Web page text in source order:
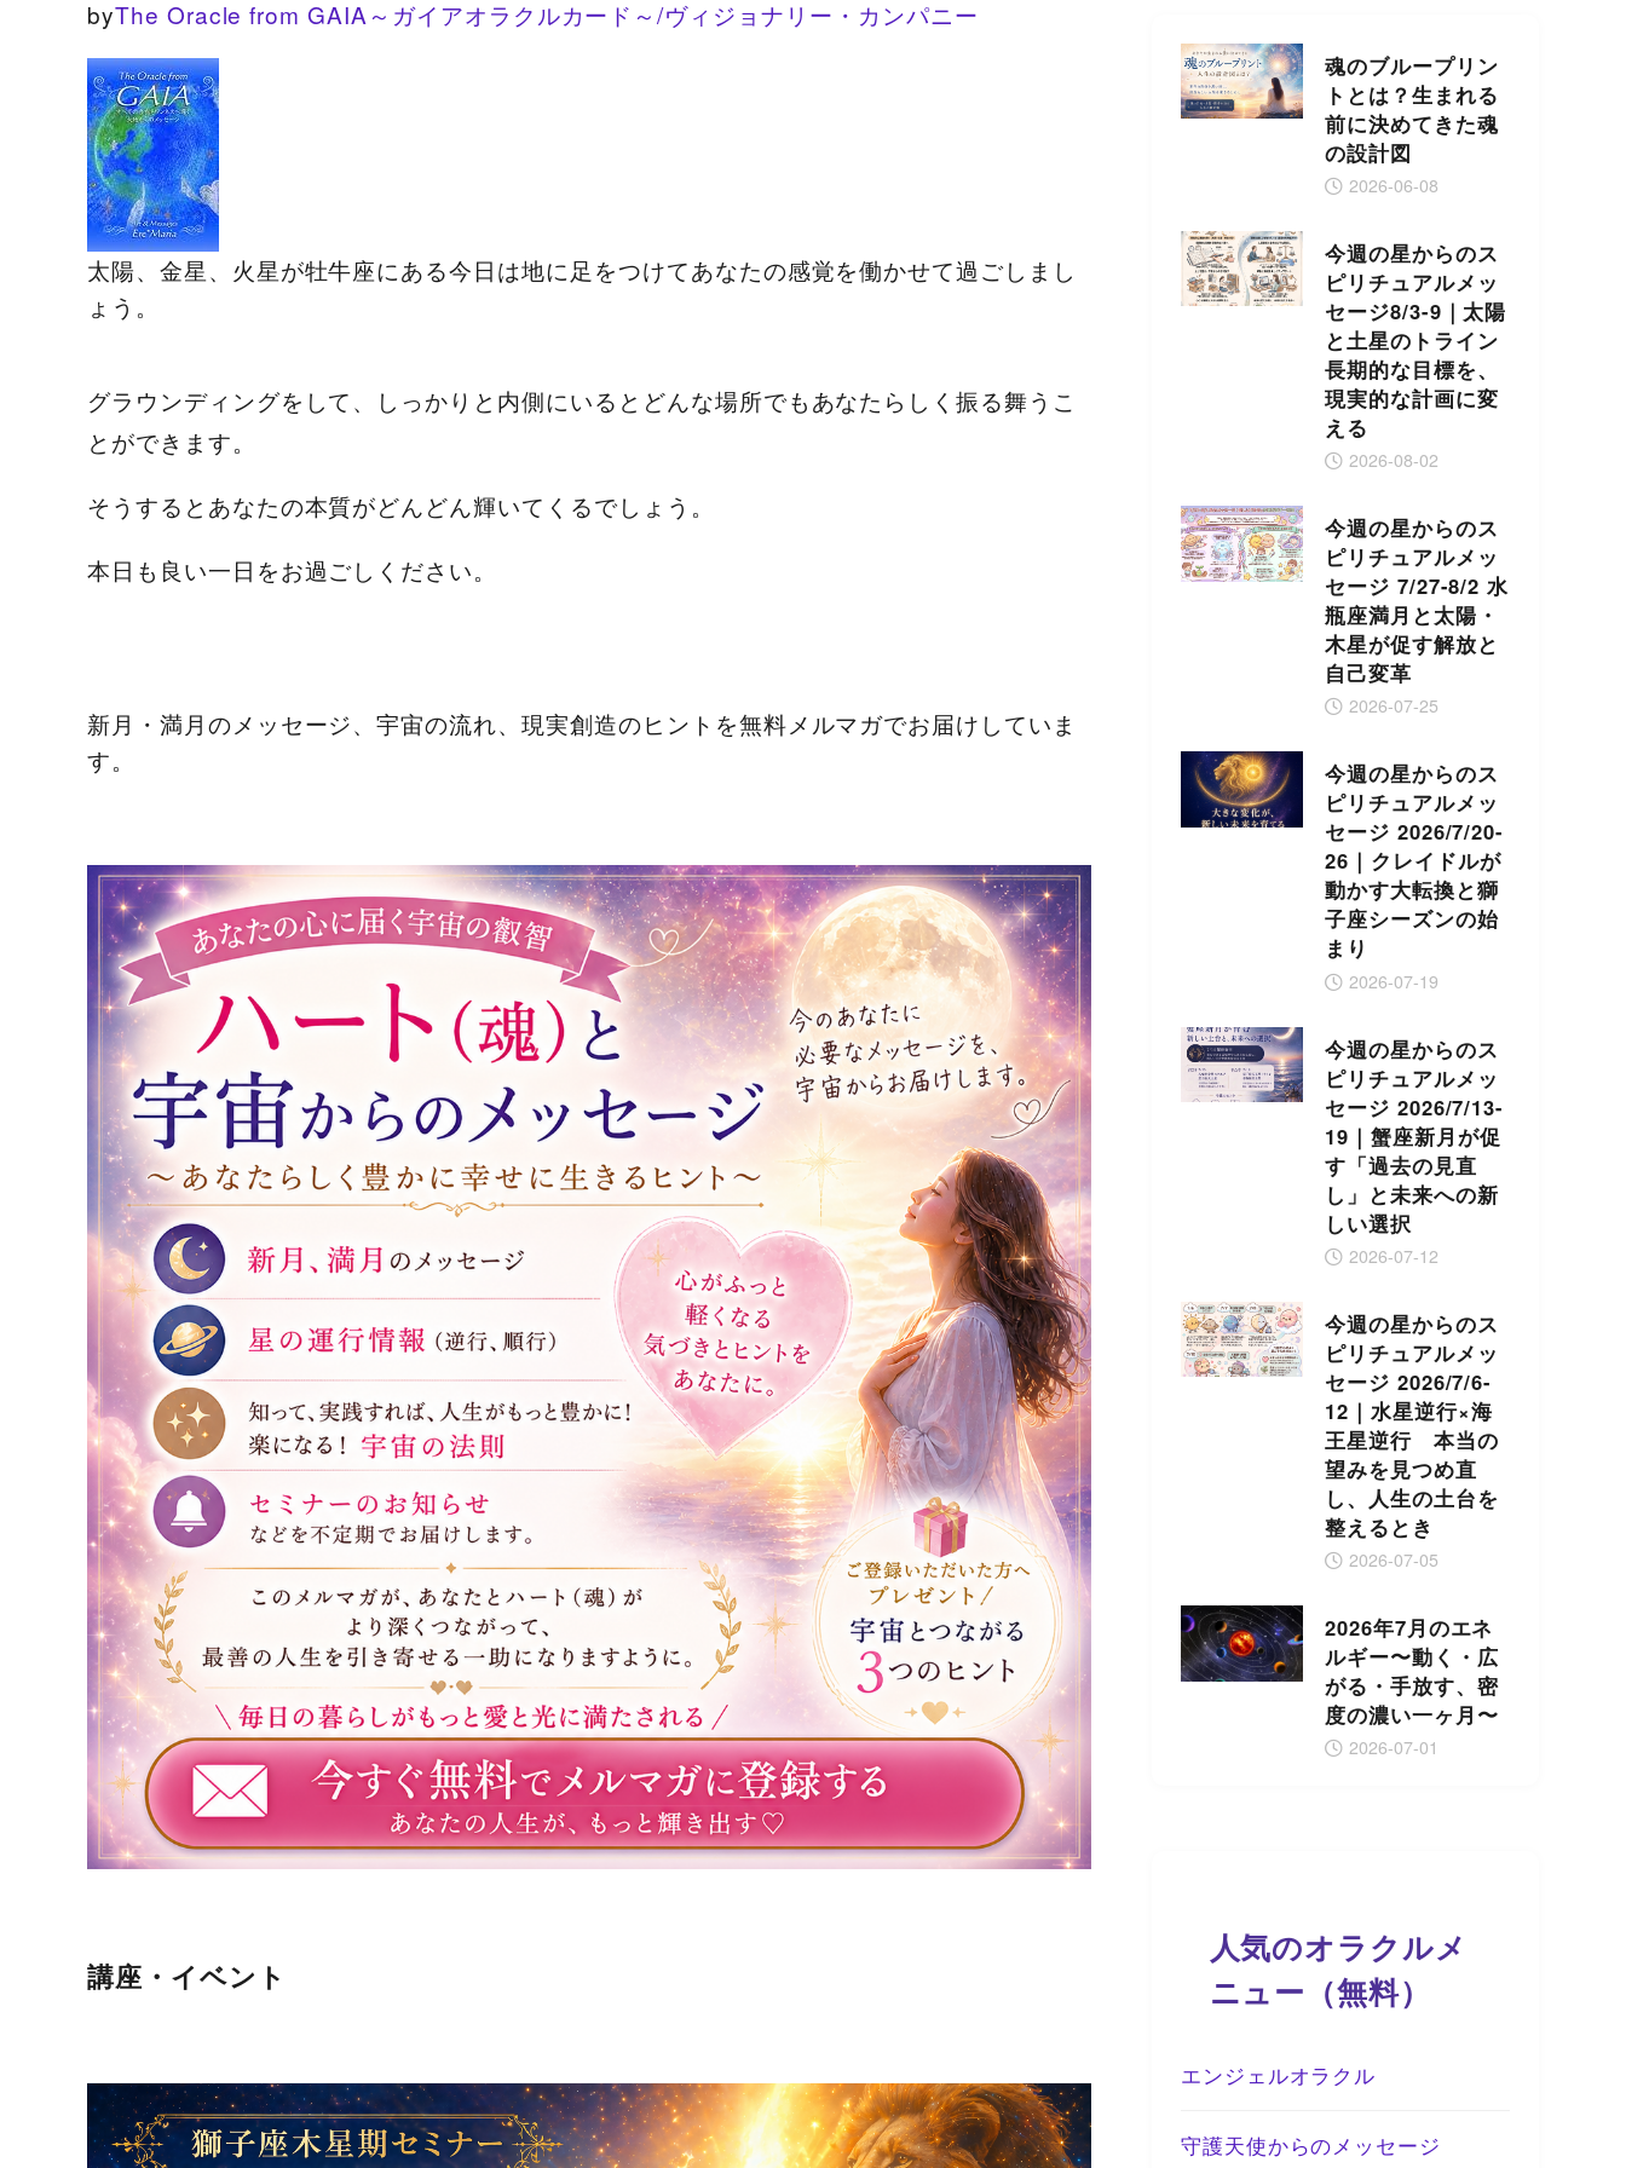
byThe Oracle from GAIA～ガイアオラクルカード～/ヴィジョナリー・カンパニー
太陽、金星、火星が牡牛座にある今日は地に足をつけてあなたの感覚を働かせて過ごしまし
ょう。
グラウンディングをして、しっかりと内側にいるとどんな場所でもあなたらしく振る舞うこ
とができます。
そうするとあなたの本質がどんどん輝いてくるでしょう。
本日も良い一日をお過ごしください。
新月・満月のメッセージ、宇宙の流れ、現実創造のヒントを無料メルマガでお届けしていま
す。
講座・イベント
魂のブループリン
トとは？生まれる
前に決めてきた魂
の設計図
2026-06-08
今週の星からのス
ピリチュアルメッ
セージ8/3-9｜太陽
と土星のトライン
長期的な目標を、
現実的な計画に変
える
2026-08-02
今週の星からのス
ピリチュアルメッ
セージ 7/27-8/2 水
瓶座満月と太陽・
木星が促す解放と
自己変革
2026-07-25
今週の星からのス
ピリチュアルメッ
セージ 2026/7/20-
26｜クレイドルが
動かす大転換と獅
子座シーズンの始
まり
2026-07-19
今週の星からのス
ピリチュアルメッ
セージ 2026/7/13-
19｜蟹座新月が促
す「過去の見直
し」と未来への新
しい選択
2026-07-12
今週の星からのス
ピリチュアルメッ
セージ 2026/7/6-
12｜水星逆行×海
王星逆行 本当の
望みを見つめ直
し、人生の土台を
整えるとき
2026-07-05
2026年7月のエネ
ルギー〜動く・広
がる・手放す、密
度の濃い一ヶ月〜
2026-07-01
人気のオラクルメ
ニュー（無料）
エンジェルオラクル
守護天使からのメッセージ